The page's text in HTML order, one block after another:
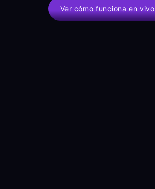
Ver cómo funciona en vivo